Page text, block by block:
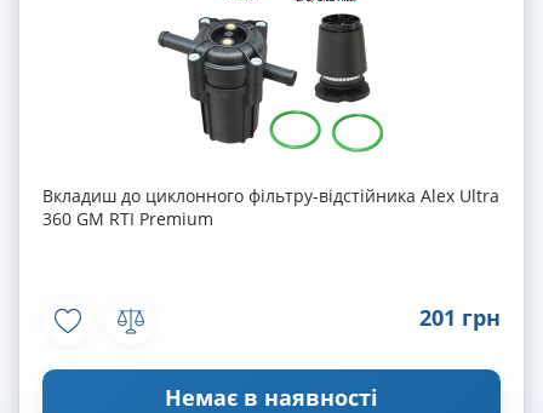
Вкладиш до циклонного фільтру-відстійника Alex Ultra
360 GM RTI Premium
201 грн
Немає в наявності